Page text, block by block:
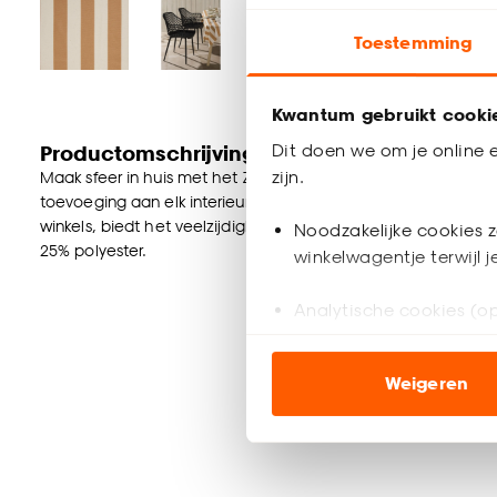
Toestemming
Kwantum gebruikt
Dit doen we om je online
zijn.
Noodzakelijke cookies
winkelwagentje terwijl
Analytische cookies
ook buiten de
Klik op ‘Ja, alles
noodzakelijke cookies
Weigeren
Productomschrijving
Maak sfeer in huis met het Zoë tafelzeil. Door de bruine
toevoeging aan elk interieur. Met een breedte van 140 cm
winkels, biedt het veelzijdigheid. Het tafelzeil heeft een
25% polyester.